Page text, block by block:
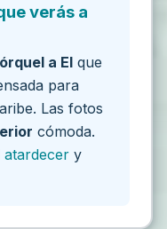
verás a
a El que
para
Las fotos
cómoda.
atardecer y